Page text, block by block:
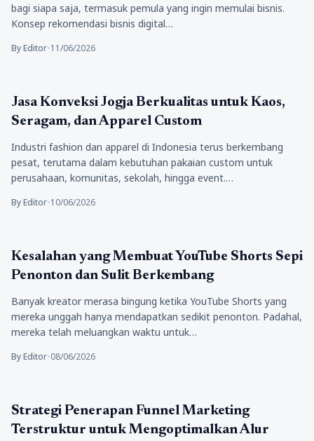
bagi siapa saja, termasuk pemula yang ingin memulai bisnis.
Konsep rekomendasi bisnis digital…
By Editor•11/06/2026
Bisnis
Jasa Konveksi Jogja Berkualitas untuk Kaos,
Seragam, dan Apparel Custom
Industri fashion dan apparel di Indonesia terus berkembang
pesat, terutama dalam kebutuhan pakaian custom untuk
perusahaan, komunitas, sekolah, hingga event.…
By Editor•10/06/2026
Bisnis
Kesalahan yang Membuat YouTube Shorts Sepi
Penonton dan Sulit Berkembang
Banyak kreator merasa bingung ketika YouTube Shorts yang
mereka unggah hanya mendapatkan sedikit penonton. Padahal,
mereka telah meluangkan waktu untuk…
By Editor•08/06/2026
Bisnis
Strategi Penerapan Funnel Marketing
Terstruktur untuk Mengoptimalkan Alur